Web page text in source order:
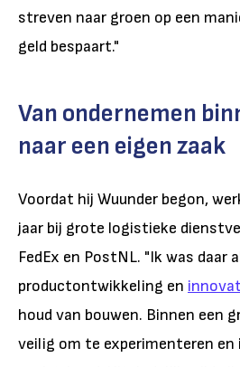
streven naar groen op een
geld bespaart."
Van ondernemen
naar een eigen zaak
Voordat hij Wuunder begon,
jaar bij grote logistieke
FedEx en PostNL. "Ik was daar
productontwikkeling en
houd van bouwen. Binnen een
veilig om te experimenteren en